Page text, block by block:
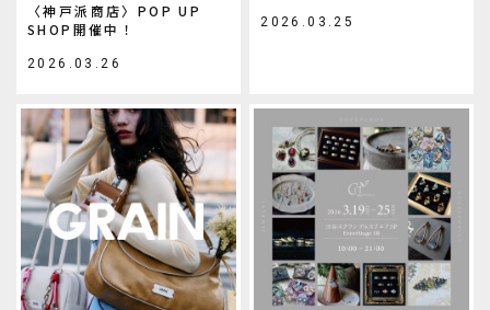
〈神戸派商店〉POP UP
SHOP開催中！
2026.03.26
2026.03.25